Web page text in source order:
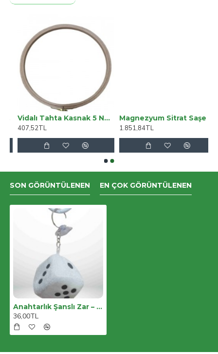
Vidalı Tahta Kasnak 5 Numara
407,52TL
Magnezyum Sitrat Saşe – 3’lü Ekonomik Set
1.851,84TL
SON GÖRÜNTÜLENEN EN ÇOK GÖRÜNTÜLENEN
Anahtarlık Şanslı Zar – Renkli Ve Eğlenceli Tasarım
36,00TL